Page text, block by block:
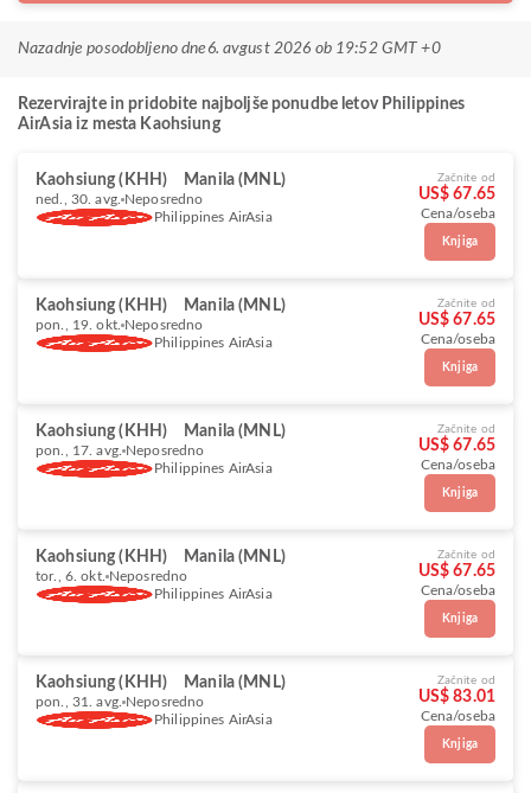
Nazadnje posodobljeno dne 6. avgust 2026 ob 19:52 GMT +0
Rezervirajte in pridobite najboljše ponudbe letov Philippines
AirAsia iz mesta Kaohsiung
Kaohsiung (KHH) Manila (MNL)
ned., 30. avg. Neposredno
Philippines AirAsia
Začnite od
US$ 67.65
Cena/oseba
Knjiga
Kaohsiung (KHH) Manila (MNL)
pon., 19. okt. Neposredno
Philippines AirAsia
Začnite od
US$ 67.65
Cena/oseba
Knjiga
Kaohsiung (KHH) Manila (MNL)
pon., 17. avg. Neposredno
Philippines AirAsia
Začnite od
US$ 67.65
Cena/oseba
Knjiga
Kaohsiung (KHH) Manila (MNL)
tor., 6. okt. Neposredno
Philippines AirAsia
Začnite od
US$ 67.65
Cena/oseba
Knjiga
Kaohsiung (KHH) Manila (MNL)
pon., 31. avg. Neposredno
Philippines AirAsia
Začnite od
US$ 83.01
Cena/oseba
Knjiga